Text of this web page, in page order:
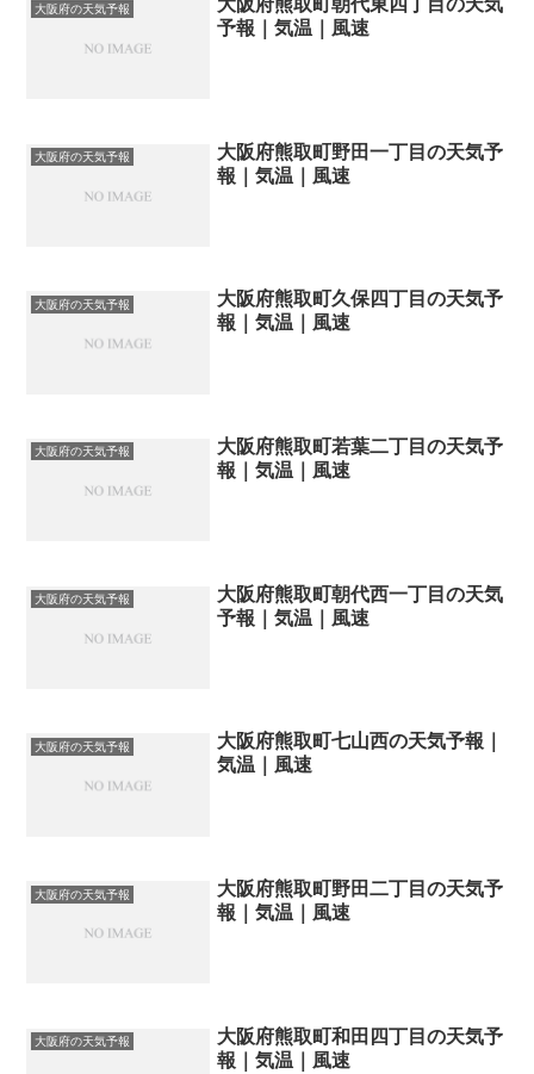
大阪府の天気予報
大阪府熊取町朝代東四丁目の天気
予報｜気温｜風速
大阪府の天気予報
大阪府熊取町野田一丁目の天気予
報｜気温｜風速
大阪府の天気予報
大阪府熊取町久保四丁目の天気予
報｜気温｜風速
大阪府の天気予報
大阪府熊取町若葉二丁目の天気予
報｜気温｜風速
大阪府の天気予報
大阪府熊取町朝代西一丁目の天気
予報｜気温｜風速
大阪府の天気予報
大阪府熊取町七山西の天気予報｜
気温｜風速
大阪府の天気予報
大阪府熊取町野田二丁目の天気予
報｜気温｜風速
大阪府の天気予報
大阪府熊取町和田四丁目の天気予
報｜気温｜風速